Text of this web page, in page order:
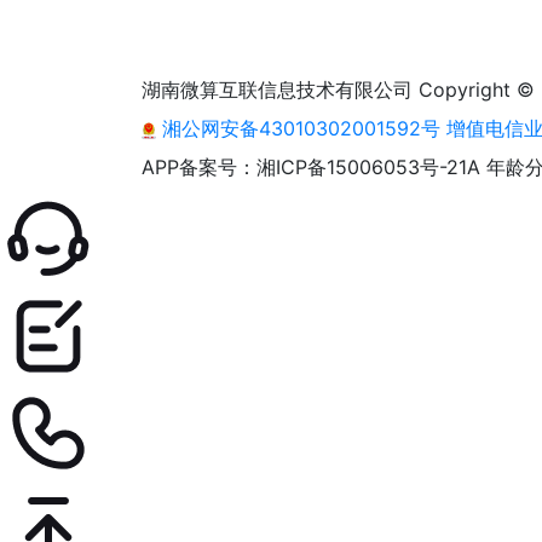
湖南微算互联信息技术有限公司 Copyright
湘公网安备43010302001592号增值电信
APP备案号：湘ICP备15006053号-21A 年龄